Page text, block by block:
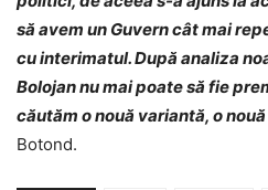
să avem un Guvern cât mai
cu interimatul. După analiza
Bolojan nu mai poate să fie
căutăm o nouă variantă, o
Botond.